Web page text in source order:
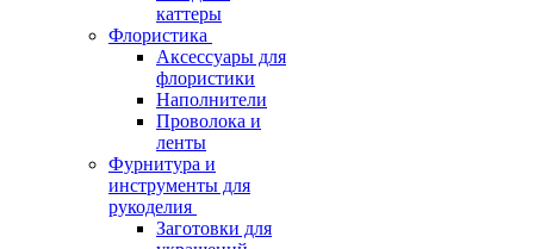
каттеры
Флористика
Аксессуары для
флористики
Наполнители
Проволока и
ленты
Фурнитура и
инструменты для
рукоделия
Заготовки для